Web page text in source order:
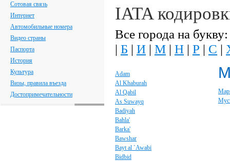
Сотовая связь
Интернет
Автомобильные номера
Видео страны
Паспорта
История
Культура
Визы, правила въезда
Достопримечательности
IATA
Все города на букву:
| Б | И | М | Н | Р | С |
Adam
Al Khaburah
Al Qabil
As Suwayq
Badiyah
Bahla'
Barka'
Bawshar
Bayt al `Awabi
Bidbid